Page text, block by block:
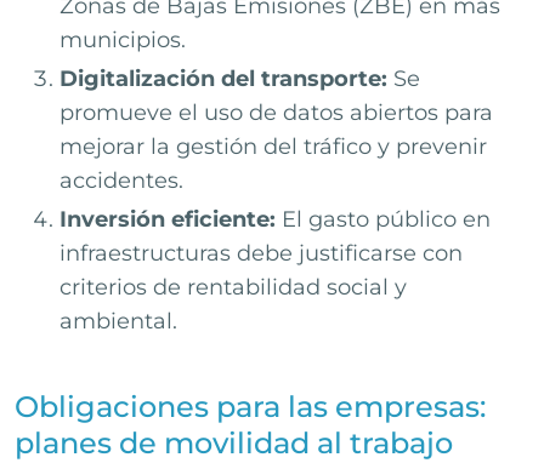
Zonas de Bajas Emisiones (ZBE) en más
municipios.
Digitalización del transporte: Se
promueve el uso de datos abiertos para
mejorar la gestión del tráfico y prevenir
accidentes.
Inversión eficiente: El gasto público en
infraestructuras debe justificarse con
criterios de rentabilidad social y
ambiental.
Obligaciones para las empresas:
planes de movilidad al trabajo